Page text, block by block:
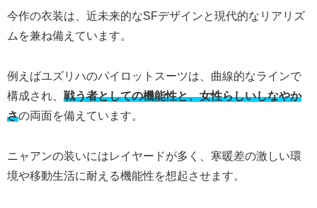
今作の衣装は、近未来的なSFデザインと現代的なリアリズ
ムを兼ね備えています。
例えばユズリハのパイロットスーツは、曲線的なラインで
構成され、 戦う者としての機能性と、女性らしいしなやか
さの両面を備えています。
ニャアンの装いにはレイヤードが多く、寒暖差の激しい環
境や移動生活に耐える機能性を想起させます。